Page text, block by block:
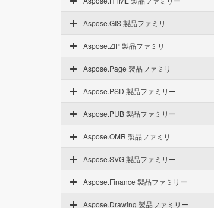
Aspose.GIS 製品ファミリ
Aspose.ZIP 製品ファミリ
Aspose.Page 製品ファミリ
Aspose.PSD 製品ファミリー
Aspose.PUB 製品ファミリー
Aspose.OMR 製品ファミリ
Aspose.SVG 製品ファミリー
Aspose.Finance 製品ファミリー
Aspose.Drawing 製品ファミリー